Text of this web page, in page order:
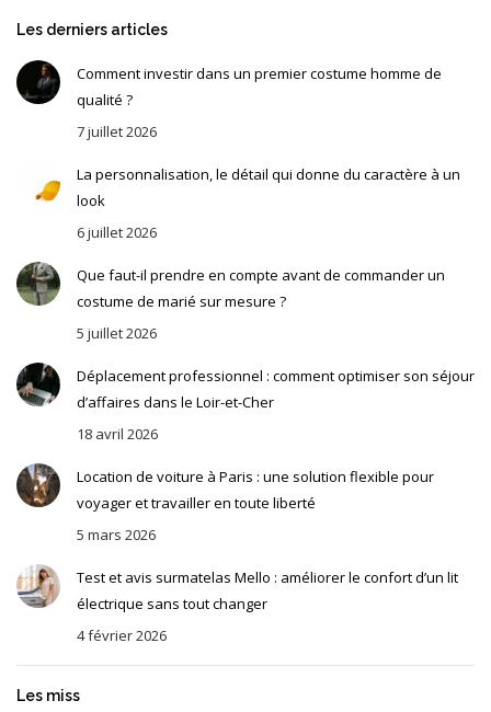
Les derniers articles
Comment investir dans un premier costume homme de
qualité ?
7 juillet 2026
La personnalisation, le détail qui donne du caractère à un
look
6 juillet 2026
Que faut-il prendre en compte avant de commander un
costume de marié sur mesure ?
5 juillet 2026
Déplacement professionnel : comment optimiser son séjour
d’affaires dans le Loir-et-Cher
18 avril 2026
Location de voiture à Paris : une solution flexible pour
voyager et travailler en toute liberté
5 mars 2026
Test et avis surmatelas Mello : améliorer le confort d’un lit
électrique sans tout changer
4 février 2026
Les miss